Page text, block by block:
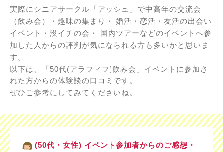
実際にシニアサークル「アッシュ」で中高年の交流会
（飲み会）・趣味の集まり・ 婚活・恋活・友活の出会い
イベント・没イチの会・ 国内ツアーなどのイベントへ参
加した人からの評判が気になられる方も多いかと思いま
す。
以下は、「50代(アラフィフ)飲み会」イベントに参加さ
れた方からの体験談の口コミです。
ぜひご参考にしてみてくださいね。
(50代・女性) イベント参加者からのご感想・